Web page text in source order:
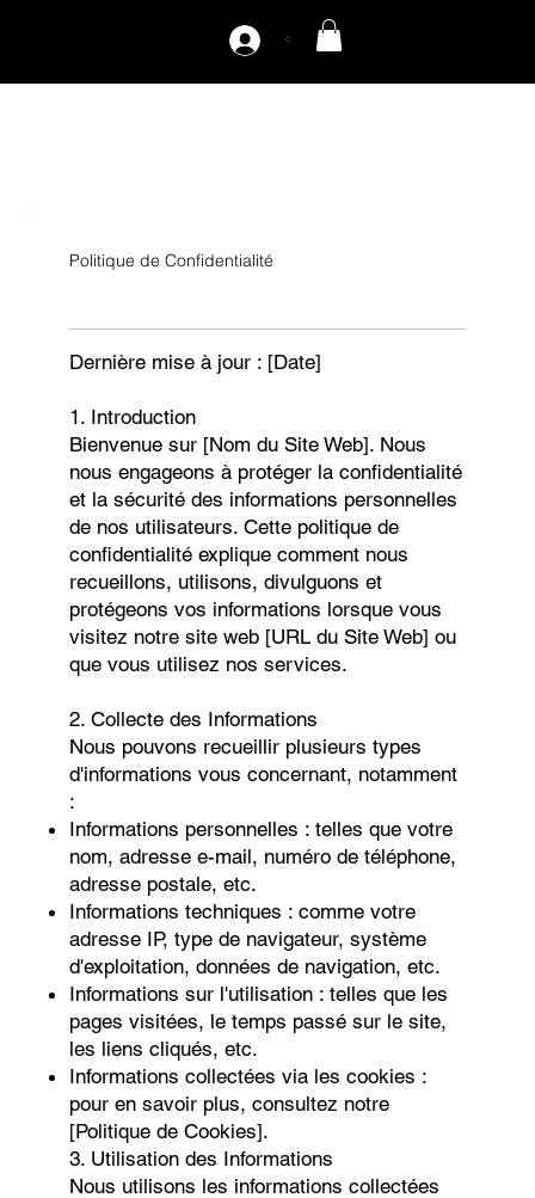
C
Politique de Confidentialité
Dernière mise à jour : [Date]
1. Introduction
Bienvenue sur [Nom du Site Web]. Nous
nous engageons à protéger la confidentialité
et la sécurité des informations personnelles
de nos utilisateurs. Cette politique de
confidentialité explique comment nous
recueillons, utilisons, divulguons et
protégeons vos informations lorsque vous
visitez notre site web [URL du Site Web] ou
que vous utilisez nos services.
2. Collecte des Informations
Nous pouvons recueillir plusieurs types
d'informations vous concernant, notamment
:
Informations personnelles : telles que votre
nom, adresse e-mail, numéro de téléphone,
adresse postale, etc.
Informations techniques : comme votre
adresse IP, type de navigateur, système
d'exploitation, données de navigation, etc.
Informations sur l'utilisation : telles que les
pages visitées, le temps passé sur le site,
les liens cliqués, etc.
Informations collectées via les cookies :
pour en savoir plus, consultez notre
[Politique de Cookies].
3. Utilisation des Informations
Nous utilisons les informations collectées